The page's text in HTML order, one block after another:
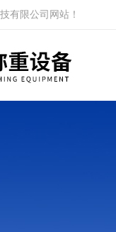
有限公司网站！